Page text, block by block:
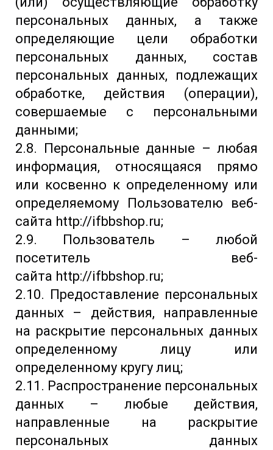
персональных данных, а также
определяющие цели обработки
персональных данных, состав
персональных данных, подлежащих
обработке, действия (операции),
совершаемые с персональными
данными;
2.8. Персональные данные – любая
информация, относящаяся прямо
или косвенно к определенному или
определяемому Пользователю веб-
сайта http://ifbbshop.ru;
2.9. Пользователь – любой
посетитель веб-
сайта http://ifbbshop.ru;
2.10. Предоставление персональных
данных – действия, направленные
на раскрытие персональных данных
определенному лицу или
определенному кругу лиц;
2.11. Распространение персональных
данных – любые действия,
направленные на раскрытие
персональных данных